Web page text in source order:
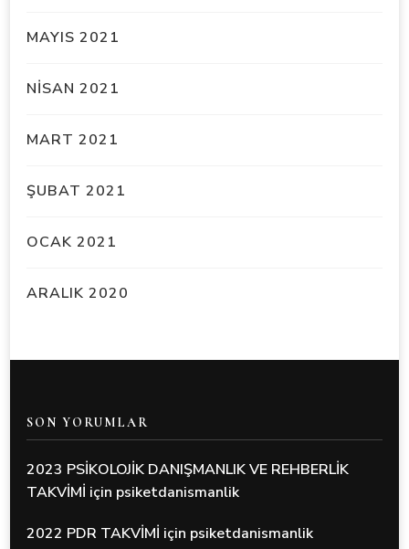
MAYIS 2021
NISAN 2021
MART 2021
ŞUBAT 2021
OCAK 2021
ARALIK 2020
SON YORUMLAR
2023 PSİKOLOJİK DANIŞMANLIK VE REHBERLİK
TAKVİMİ için psiketdanismanlik
2022 PDR TAKVİMİ için psiketdanismanlik